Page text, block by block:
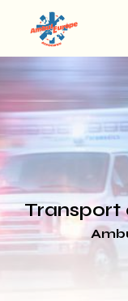
Panneau de gestion